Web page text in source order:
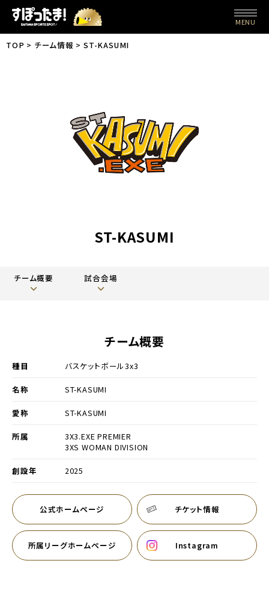
MENU
TOP チーム情報 ST-KASUMI
ST-KASUMI
チーム概要 試合会場
チーム概要
種目 バスケットボール3x3
名称 ST-KASUMI
愛称 ST-KASUMI
所属 3X3.EXE PREMIER
3XS WOMAN DIVISION
創設年 2025
公式ホームページ別ウィンドウで開く チケット情報別ウィンドウで開く
所属リーグホームページ
別ウィンドウで開く Instagram別ウィンドウで開く